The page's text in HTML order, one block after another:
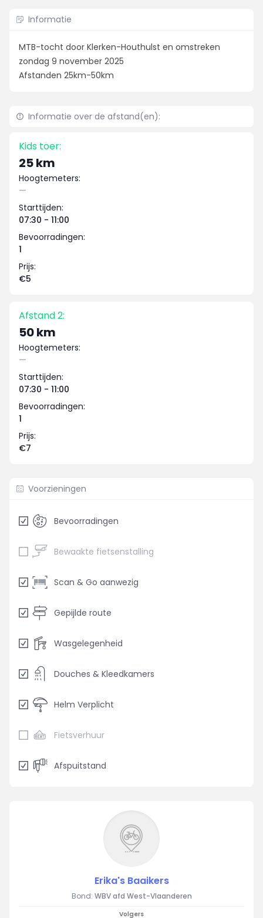
Informatie
MTB-tocht door Klerken-Houthulst en omstreken
zondag 9 november 2025
Afstanden 25km-50km
Informatie over de afstand(en):
Kids toer:
25 km
Hoogtemeters:
—
Starttijden:
07:30 - 11:00
Bevoorradingen:
1
Prijs:
€5
Afstand 2:
50 km
Hoogtemeters:
—
Starttijden:
07:30 - 11:00
Bevoorradingen:
1
Prijs:
€7
Voorzieningen
Bevoorradingen
Bewaakte fietsenstalling
Scan & Go aanwezig
Gepijlde route
Wasgelegenheid
Douches & Kleedkamers
Helm Verplicht
Fietsverhuur
Afspuitstand
Erika's Baaikers
Bond: WBV afd West-Vlaanderen
Volgers